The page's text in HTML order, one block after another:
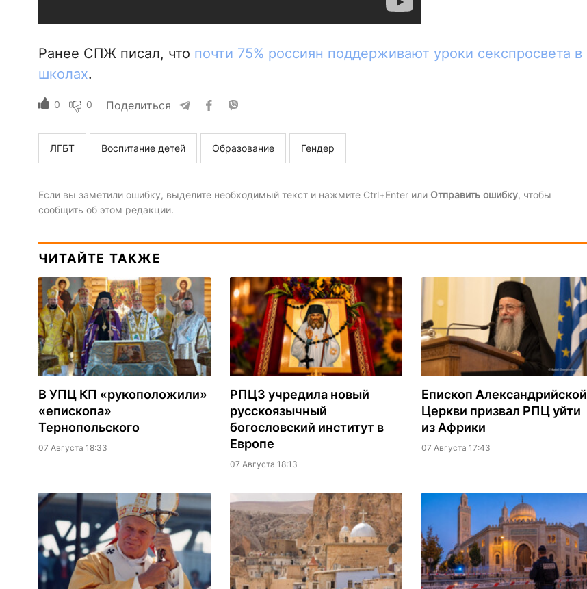
Ранее СПЖ писал, что почти 75% россиян поддерживают уроки секспросвета в
школах.
0 0 Поделиться
ЛГБТ Воспитание детей Образование Гендер
Если вы заметили ошибку, выделите необходимый текст и нажмите Ctrl+Enter или Отправить ошибку, чтобы
сообщить об этом редакции.
ЧИТАЙТЕ ТАКЖЕ
В УПЦ КП «рукоположили»
«епископа»
Тернопольского
07 Августа 18:33
РПЦЗ учредила новый
русскоязычный
богословский институт в
Европе
07 Августа 18:13
Епископ Александрийской
Церкви призвал РПЦ уйти
из Африки
07 Августа 17:43